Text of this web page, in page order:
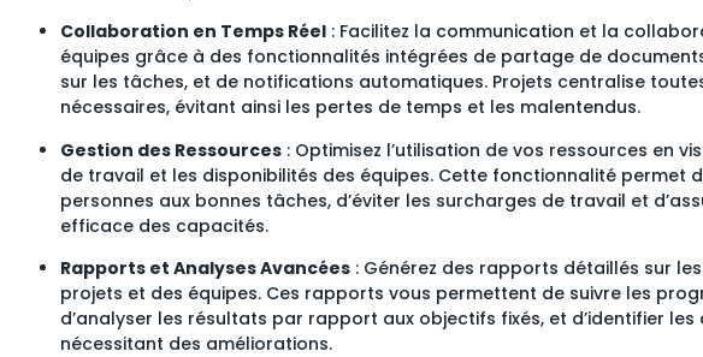
Collaboration en Temps Réel : Facilitez la communication et la
équipes grâce à des fonctionnalités intégrées de partage de
sur les tâches, et de notifications automatiques. Projets centralise
nécessaires, évitant ainsi les pertes de temps et les malentendus.
Gestion des Ressources : Optimisez l’utilisation de vos ressources en
de travail et les disponibilités des équipes. Cette fonctionnalité permet
personnes aux bonnes tâches, d’éviter les surcharges de travail et
efficace des capacités.
Rapports et Analyses Avancées : Générez des rapports détaillés sur
projets et des équipes. Ces rapports vous permettent de suivre les
d’analyser les résultats par rapport aux objectifs fixés, et d’identifier les
nécessitant des améliorations.